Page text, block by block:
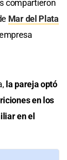
compartieron
Mar del Plata
la pareja optó
en los
en el